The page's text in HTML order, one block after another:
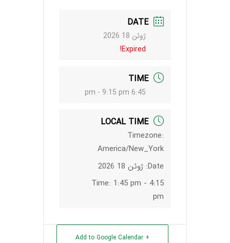
DATE
ژوئن 18 2026
Expired!
TIME
6:45 pm - 9:15 pm
LOCAL TIME
Timezone:
America/New_York
Date: ژوئن 18 2026
Time: 1:45 pm - 4:15
pm
+ Add to Google Calendar